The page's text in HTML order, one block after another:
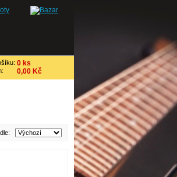
0 ks
0,00 Kč